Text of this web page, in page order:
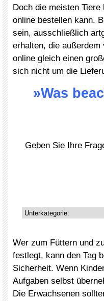
Doch die meisten
online bestellen kann.
sein, ausschließlich
erhalten, die
online gleich einen
sich nicht um die
»Was
Wer zum Füttern und
festlegt, kann den Tag
Sicherheit. Wenn
Aufgaben selbst
Die Erwachsenen